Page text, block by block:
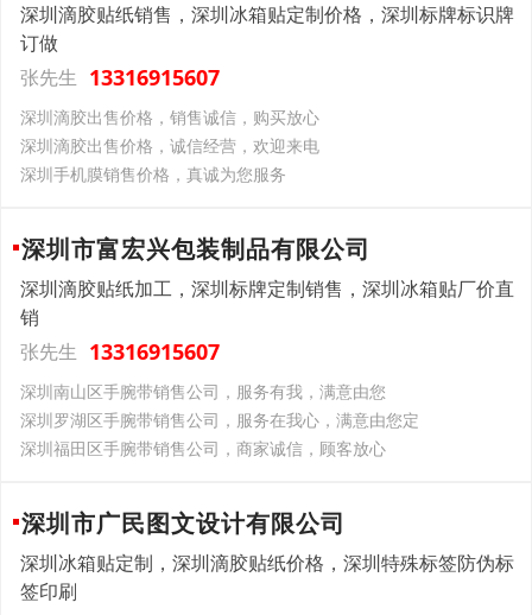
深圳滴胶贴纸销售，深圳冰箱贴定制价格，深圳标牌标识牌
订做
张先生 13316915607
深圳滴胶出售价格，销售诚信，购买放心
深圳滴胶出售价格，诚信经营，欢迎来电
深圳手机膜销售价格，真诚为您服务
深圳市富宏兴包装制品有限公司
深圳滴胶贴纸加工，深圳标牌定制销售，深圳冰箱贴厂价直
销
张先生 13316915607
深圳南山区手腕带销售公司，服务有我，满意由您
深圳罗湖区手腕带销售公司，服务在我心，满意由您定
深圳福田区手腕带销售公司，商家诚信，顾客放心
深圳市广民图文设计有限公司
深圳冰箱贴定制，深圳滴胶贴纸价格，深圳特殊标签防伪标
签印刷